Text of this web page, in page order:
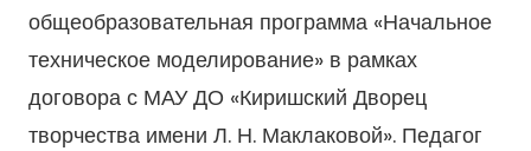
общеобразовательная программа «Начальное
техническое моделирование» в рамках
договора с МАУ ДО «Киришский Дворец
творчества имени Л. Н. Маклаковой». Педагог